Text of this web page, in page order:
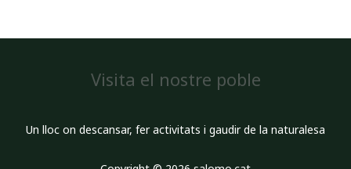
Visita el nostre poble
Un lloc on descansar, fer activitats i gaudir de la naturalesa